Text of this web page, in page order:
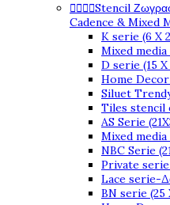
Stencil
Cadence & Mixed
K serie (6 X
Mixed
D serie (15
Home
Siluet
Tiles stencil
AS Serie
Mixed media
NBC Serie
Private serie
Lace serie-
BN serie (25